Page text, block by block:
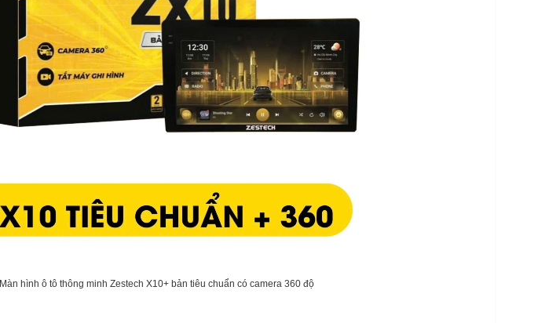
Màn hình ô tô thông minh Zestech X10+ bản tiêu chuẩn có camera 360 độ